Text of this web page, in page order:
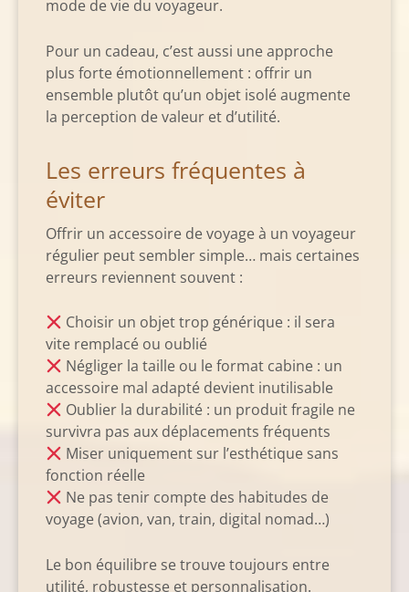
mode de vie du voyageur.
Pour un cadeau, c’est aussi une approche
plus forte émotionnellement : offrir un
ensemble plutôt qu’un objet isolé augmente
la perception de valeur et d’utilité.
Les erreurs fréquentes à
éviter
Offrir un accessoire de voyage à un voyageur
régulier peut sembler simple… mais certaines
erreurs reviennent souvent :
Choisir un objet trop générique : il sera
vite remplacé ou oublié
Négliger la taille ou le format cabine : un
accessoire mal adapté devient inutilisable
Oublier la durabilité : un produit fragile ne
survivra pas aux déplacements fréquents
Miser uniquement sur l’esthétique sans
fonction réelle
Ne pas tenir compte des habitudes de
voyage (avion, van, train, digital nomad…)
Le bon équilibre se trouve toujours entre
utilité, robustesse et personnalisation.